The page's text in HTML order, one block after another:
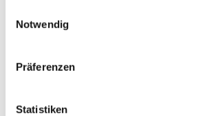
Notwendig
Präferenzen
Statistiken